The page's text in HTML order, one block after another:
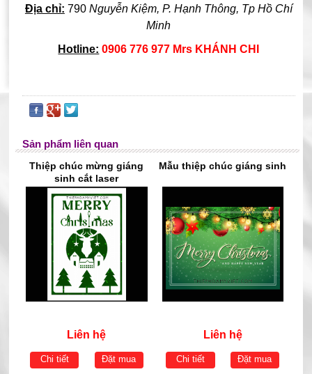
Địa chỉ: 790Nguyễn Kiệm, P. Hạnh Thông, Tp Hồ Chí
Minh
Hotline: 0906 776 977 Mrs KHÁNH CHI
Sản phẩm liên quan
Thiệp chúc mừng giáng
sinh cắt laser
Liên hệ
Chi tiết Đặt mua
Mẫu thiệp chúc giáng sinh
Liên hệ
Chi tiết Đặt mua